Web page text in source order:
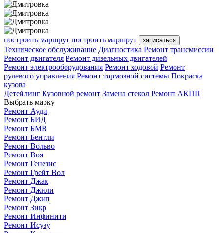
построить маршрут построить маршрут записаться
Техническое обслуживание Диагностика Ремонт трансмиссии
Ремонт двигателя Ремонт дизельных двигателей
Ремонт электрооборудования Ремонт ходовой Ремонт
рулевого управления Ремонт тормозной системы Покраска
кузова
Детейлинг Кузовной ремонт Замена стекол Ремонт АКПП
Выбрать марку
Ремонт Ауди
Ремонт БИД
Ремонт БМВ
Ремонт Бентли
Ремонт Вольво
Ремонт Воя
Ремонт Генезис
Ремонт Грейт Вол
Ремонт Джак
Ремонт Джили
Ремонт Джип
Ремонт Зикр
Ремонт Инфинити
Ремонт Исузу